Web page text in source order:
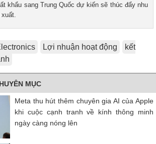
khẩu sang Trung Quốc dự kiến sẽ thúc đẩy nhu
Lợi nhuận hoạt động
kết
MỤC
Meta thu hút thêm chuyên gia AI của Apple
khi cuộc cạnh tranh về kính thông minh
ngày càng nóng lên